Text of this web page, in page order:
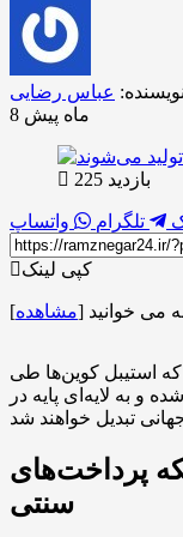
نویسنده: عباس رضایی
8 ماه پیش
بازدید 225
تلگرام واتساپ
کپی لینک
می خوانید [مشاهده]
که استیبل کوین‌ها طی
و به لایه‌ای پایه در
پرداخت‌های
سنتی